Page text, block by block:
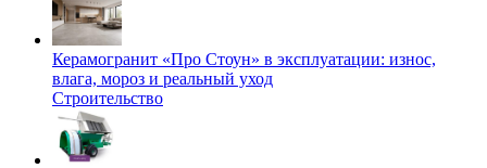
Керамогранит «Про Стоун» в эксплуатации: износ,
влага, мороз и реальный уход
Строительство